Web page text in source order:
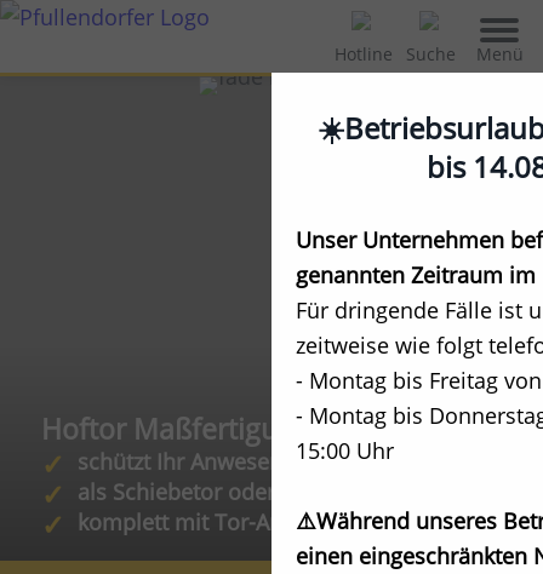
Hotline Suche Menü
Hoftor Maßfertigung
schützt Ihr Anwesen
als Schiebetor oder Drehtor
komplett mit Tor-Antrieb
bis
Unser Unternehmen
genannten Zeitraum
Für dringende Fälle ist
zeitweise wie folgt
- Montag bis Freitag
- Montag bis
15:00 Uhr
⚠️Während unseres
einen eingeschränkten